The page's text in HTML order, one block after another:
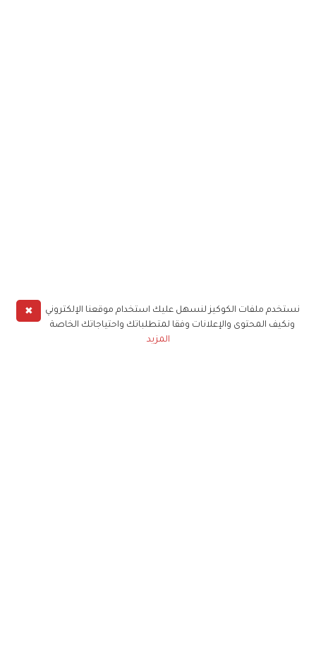
✖
نستخدم ملفات الكوكيز لنسهل عليك استخدام موقعنا الإلكتروني
ونكيف المحتوى والإعلانات وفقا لمتطلباتك واحتياجاتك الخاصة
المزيد